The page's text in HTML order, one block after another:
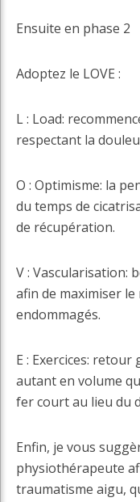
Ensuite en phase 2
Adoptez le LOVE :
L : Load:
respectant la
O : Optimisme: la
du temps de
de récupération.
V : Vascularisation:
afin de maximiser
endommagés.
E : Exercices:
autant en volume
fer court au lieu du
Enfin, je vous
physiothérapeute
traumatisme aigu,